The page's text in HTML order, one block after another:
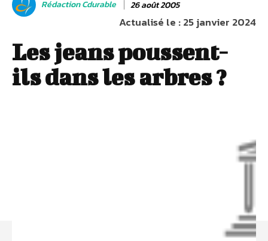
Rédaction Cdurable 26 août 2005
Actualisé le :25 janvier 2024
Les jeans poussent-
ils dans les arbres ?